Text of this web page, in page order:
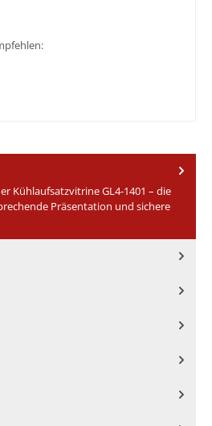
Kühlaufsatzvitrine GL4-1401 – die
Präsentation und sichere